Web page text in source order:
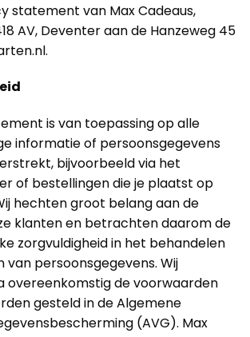
statement van Max Cadeaus,
AV, Deventer aan de Hanzeweg 45
is van toepassing op alle
informatie of persoonsgegevens
bijvoorbeeld via het
of bestellingen die je plaatst op
hechten groot belang aan de
klanten en betrachten daarom de
zorgvuldigheid in het behandelen
persoonsgegevens. Wij
overeenkomstig de voorwaarden
gesteld in de Algemene
(AVG). Max